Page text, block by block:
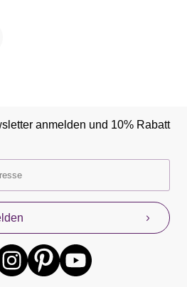
anmelden und 10% Rabatt